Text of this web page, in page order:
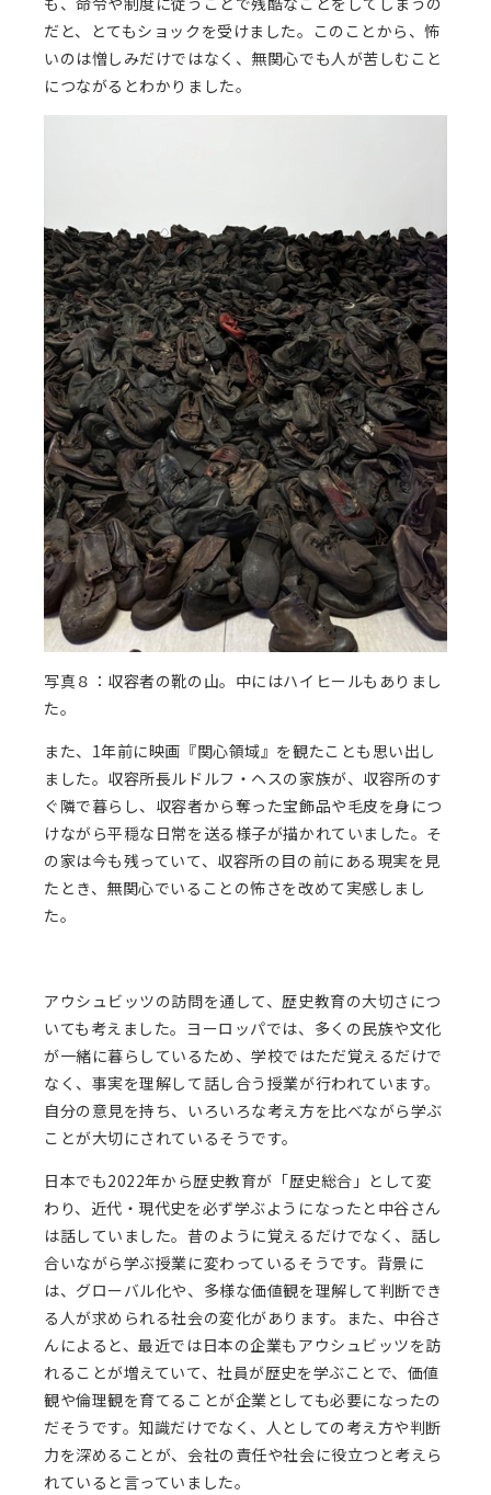
だと、とてもショックを受けました。このことから、怖
いのは憎しみだけではなく、無関心でも人が苦しむこと
につながるとわかりました。
写真８：収容者の靴の山。中にはハイヒールもありまし
た。
また、1年前に映画『関心領域』を観たことも思い出し
ました。収容所長ルドルフ・ヘスの家族が、収容所のす
ぐ隣で暮らし、収容者から奪った宝飾品や毛皮を身につ
けながら平穏な日常を送る様子が描かれていました。そ
の家は今も残っていて、収容所の目の前にある現実を見
たとき、無関心でいることの怖さを改めて実感しまし
た。
アウシュビッツの訪問を通して、歴史教育の大切さにつ
いても考えました。ヨーロッパでは、多くの民族や文化
が一緒に暮らしているため、学校ではただ覚えるだけで
なく、事実を理解して話し合う授業が行われています。
自分の意見を持ち、いろいろな考え方を比べながら学ぶ
ことが大切にされているそうです。
日本でも2022年から歴史教育が「歴史総合」として変
わり、近代・現代史を必ず学ぶようになったと中谷さん
は話していました。昔のように覚えるだけでなく、話し
合いながら学ぶ授業に変わっているそうです。背景に
は、グローバル化や、多様な価値観を理解して判断でき
る人が求められる社会の変化があります。また、中谷さ
んによると、最近では日本の企業もアウシュビッツを訪
れることが増えていて、社員が歴史を学ぶことで、価値
観や倫理観を育てることが企業としても必要になったの
だそうです。知識だけでなく、人としての考え方や判断
力を深めることが、会社の責任や社会に役立つと考えら
れていると言っていました。